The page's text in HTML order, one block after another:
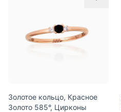
Золотое кольцо, Красное
Золото 585°, Цирконы